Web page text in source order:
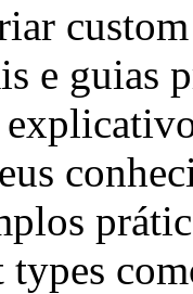
e guias
types